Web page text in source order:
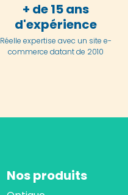
+ de 15 ans
d'expérience
Réelle expertise avec un site e-
commerce datant de 2010
Nos produits